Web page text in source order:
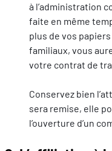
à l’administration
faite en même
plus de vos
familiaux, vous
votre contrat de
Conservez bien
sera remise, elle
l’ouverture d’un